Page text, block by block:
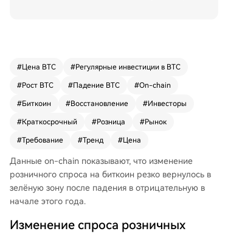
косрочных держателей (владеющих BTC мен
ее 155 дней) сократилась до 38% на фоне не
oin торгуется около $80 700, демонстрируя бо
ковое движение после снижения на 1% за нед
#Цена BTC #Регулярные инвестиции в BTC
#Рост BTC #Падение BTC #On-chain
#Биткоин #Восстановление #Инвесторы
#Краткосрочный #Розница #Рынок
#Требование #Тренд #Цена
Данные on-chain показывают, что изменение
розничного спроса на биткоин резко вернулось в
зелёную зону после падения в отрицательную в
начале этого года.
Изменение спроса розничных